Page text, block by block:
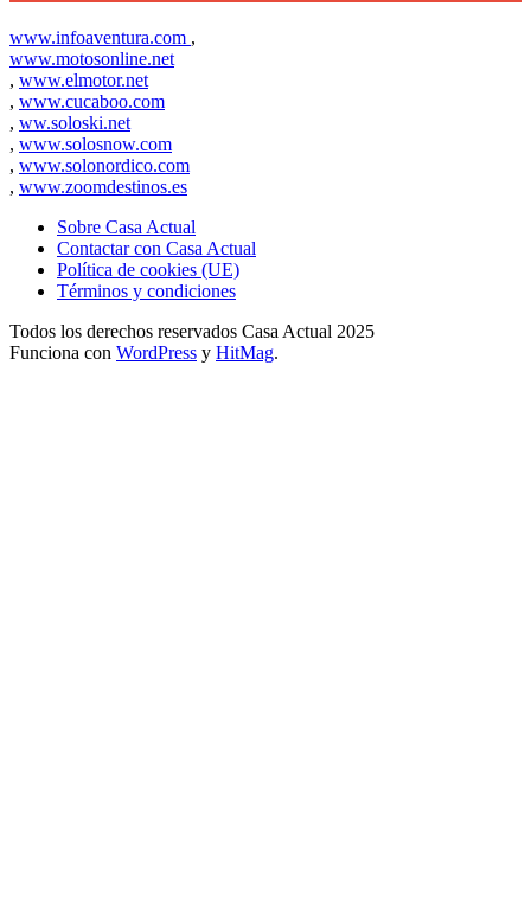
www.infoaventura.com ,
www.motosonline.net
, www.elmotor.net
, www.cucaboo.com
, ww.soloski.net
, www.solosnow.com
, www.solonordico.com
, www.zoomdestinos.es
Sobre Casa Actual
Contactar con Casa Actual
Política de cookies (UE)
Términos y condiciones
Todos los derechos reservados Casa Actual 2025
Funciona con WordPress y HitMag.